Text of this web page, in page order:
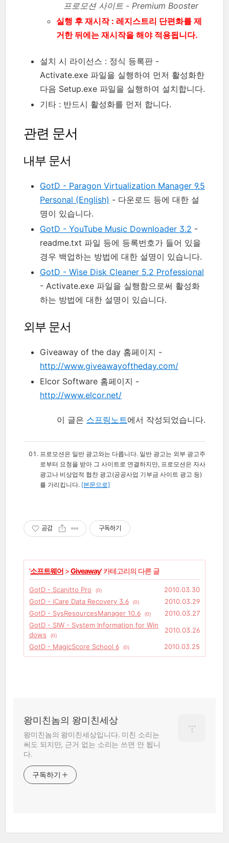
프로모션 사이트 - Premium Booster
실행 후 재시작 : 레지스트리 단편화를 제
거한 뒤에는 재시작을 해야 적용됩니다.
설치 시 라이선스 : 정식 등록판 -
Activate.exe 파일을 실행하여 먼저 활성화한
다음 Setup.exe 파일을 실행하여 설치합니다.
기타 : 반드시 활성화를 먼저 합니다.
관련 문서
내부 문서
GotD - Paragon Virtualization Manager 9.5
Personal (English) - 다운로드 등에 대한 설
명이 있습니다.
GotD - YouTube Music Downloader 3.2 -
readme.txt 파일 등에 등록번호가 들어 있을
경우 백업하는 방법에 대한 설명이 있습니다.
GotD - Wise Disk Cleaner 5.2 Professional
- Activate.exe 파일을 실행함으로써 활성화
하는 방법에 대한 설명이 있습니다.
외부 문서
Giveaway of the day 홈페이지 -
http://www.giveawayoftheday.com/
Elcor Software 홈페이지 -
http://www.elcor.net/
이 글은 스프링노트에서 작성되었습니다.
프로모션은 일반 광고와는 다릅니다. 일반 광고는 외부 광고주
로부터 요청을 받아 그 사이트로 연결하지만, 프로모션은 자사
광고나 비상업적 협찬 광고(공공사업 기부금 사이트 광고 등)
를 가리킵니다. [본문으로]
공감 구독하기
'소프트웨어 >Giveaway' 카테고리의 다른 글
GotD - Scanitto Pro (0)
2010.03.30
GotD - iCare Data Recovery 3.6
(0)
2010.03.29
GotD - SysResourcesManager 10.6
(0)
2010.03.27
GotD - SIW - System Information for Win
dows
(0)
2010.03.26
GotD - MagicScore School 6
(0) 2010.03.25
왕미친놈의 왕미친세상
왕미친놈의 왕미친세상입니다. 미친 소리는
써도 되지만, 근거 없는 소리는 쓰면 안 됩니
다.
구독하기